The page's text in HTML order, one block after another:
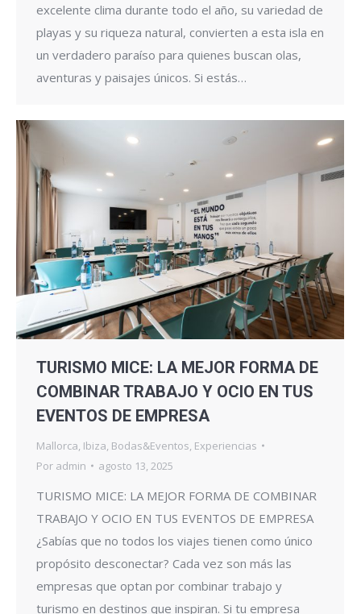
excelente clima durante todo el año, su variedad de
playas y su riqueza natural, convierten a esta isla en
un verdadero paraíso para quienes buscan olas,
aventuras y paisajes únicos. Si estás…
TURISMO MICE: LA MEJOR FORMA DE
COMBINAR TRABAJO Y OCIO EN TUS
EVENTOS DE EMPRESA
Mallorca Ibiza Bodas&Eventos Experiencias
Por admin agosto 13, 2025
TURISMO MICE: LA MEJOR FORMA DE COMBINAR
TRABAJO Y OCIO EN TUS EVENTOS DE EMPRESA
¿Sabías que no todos los viajes tienen como único
propósito desconectar? Cada vez son más las
empresas que optan por combinar trabajo y
turismo en destinos que inspiran. Si tu empresa